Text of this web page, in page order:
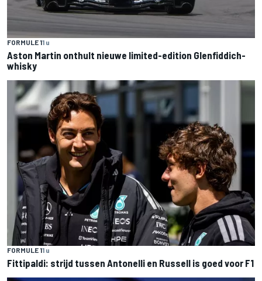
FORMULE 11 u
Aston Martin onthult nieuwe limited-edition Glenfiddich-
whisky
FORMULE 11 u
Fittipaldi: strijd tussen Antonelli en Russell is goed voor F1